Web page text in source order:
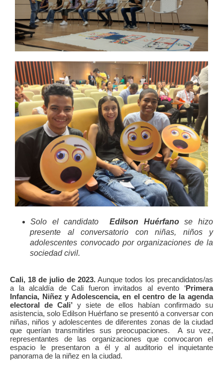
Solo el candidato Edilson Huérfanose hizo
presente al conversatorio con niñas, niños y
adolescentes convocado por organizaciones de la
sociedad civil.
Cali, 18 de julio de 2023. Aunque todos los precandidatos/as
a la alcaldía de Cali fueron invitados al evento ‘Primera
Infancia, Niñez y Adolescencia, en el centro de la agenda
electoral de Cali’ y siete de ellos habían confirmado su
asistencia, solo Edilson Huérfano se presentó a conversar con
niñas, niños y adolescentes de diferentes zonas de la ciudad
que querían transmitirles sus preocupaciones. A su vez,
representantes de las organizaciones que convocaron el
espacio le presentaron a él y al auditorio el inquietante
panorama de la niñez en la ciudad.